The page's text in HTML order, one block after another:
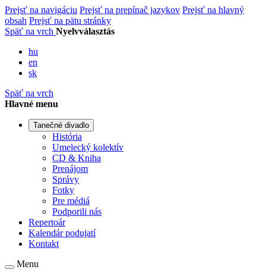
Prejsť na navigáciu Prejsť na prepínač jazykov Prejsť na hlavný
obsah Prejsť na pätu stránky
Späť na vrch Nyelvválasztás
hu
en
sk
Späť na vrch
Hlavné menu
Tanečné divadlo
História
Umelecký kolektív
CD & Kniha
Prenájom
Správy
Fotky
Pre médiá
Podporili nás
Repertoár
Kalendár podujatí
Kontakt
Menu